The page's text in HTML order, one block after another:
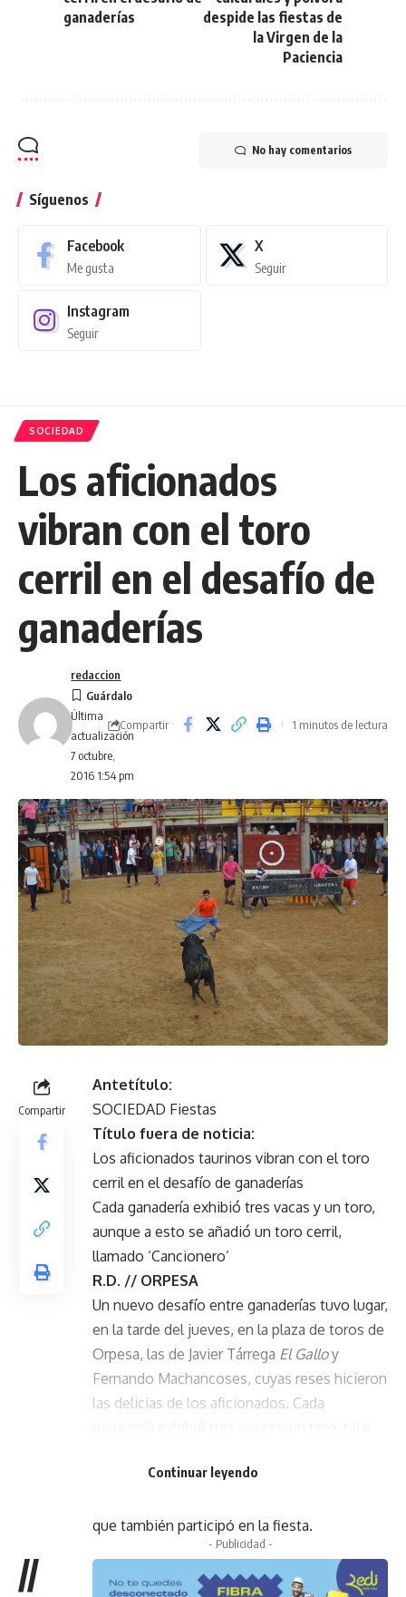
ganaderías
despide las fiestas de
la Virgen de la
Paciencia
No hay comentarios
Síguenos
Facebook
Me gusta
X
Seguir
Instagram
Seguir
SOCIEDAD
Los aficionados
vibran con el toro
cerril en el desafío de
ganaderías
Última
actualización
7 octubre,
2016 1:54 pm
redaccion
Compartir 1 minutos de lectura
Compartir
Antetítulo:
SOCIEDAD Fiestas
Título fuera de noticia:
Los aficionados taurinos vibran con el toro
cerril en el desafío de ganaderías
Cada ganadería exhibió tres vacas y un toro,
aunque a esto se añadió un toro cerril,
llamado ‘Cancionero’
R.D. // ORPESA
Un nuevo desafío entre ganaderías tuvo lugar,
en la tarde del jueves, en la plaza de toros de
Orpesa, las de Javier Tárrega El Galloy
Fernando Machancoses, cuyas reses hicieron
las delicias de los aficionados. Cada
desafíos, aunque a esto se añadió un toro
que también participó en la fiesta.
- Publicidad -
Continuar leyendo
//